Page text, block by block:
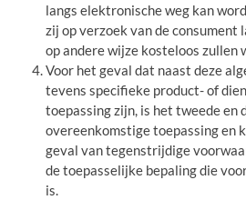
langs elektronische weg kan
zij op verzoek van de consument
op andere wijze kosteloos zullen
Voor het geval dat naast deze
tevens specifieke product- of
toepassing zijn, is het tweede en
overeenkomstige toepassing en
geval van tegenstrijdige
de toepasselijke bepaling die
is.